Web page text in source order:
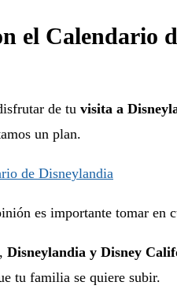
el Calendario
de tu visita a
un plan.
es importante tomar en
Disneylandia y Disney
tu familia se quiere subir.